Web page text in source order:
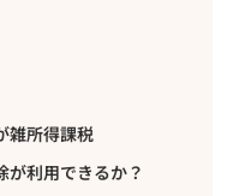
雑所得課税
が利用できるか？